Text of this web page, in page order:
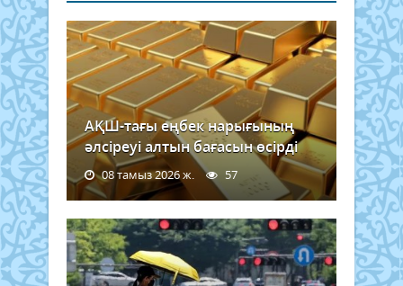
АҚШ-тағы еңбек нарығының
әлсіреуі алтын бағасын өсірді
08 тамыз 2026 ж. 57